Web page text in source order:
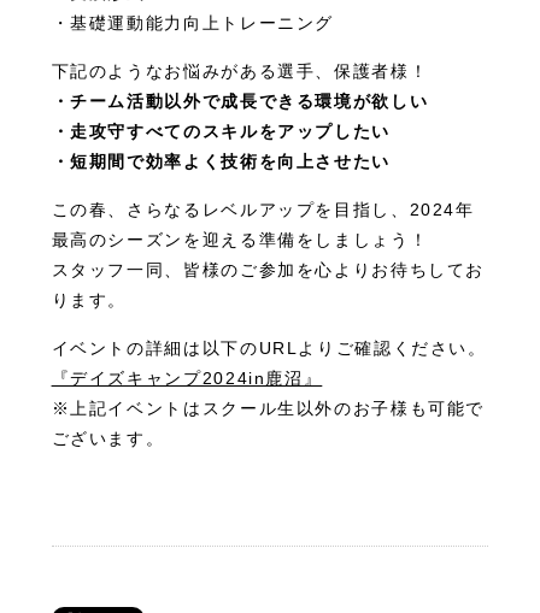
・基礎運動能力向上トレーニング
下記のようなお悩みがある選手、保護者様！
・チーム活動以外で成長できる環境が欲しい
・走攻守すべてのスキルをアップしたい
・短期間で効率よく技術を向上させたい
この春、さらなるレベルアップを目指し、2024年
最高のシーズンを迎える準備をしましょう！
スタッフ一同、皆様のご参加を心よりお待ちしてお
ります。
イベントの詳細は以下のURLよりご確認ください。
『デイズキャンプ2024in鹿沼』
※上記イベントはスクール生以外のお子様も可能で
ございます。